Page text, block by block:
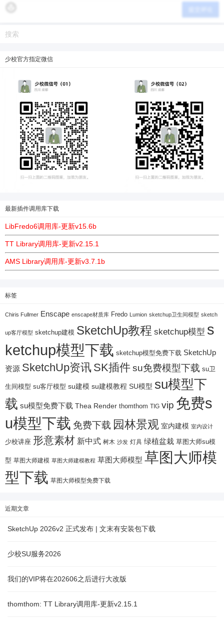
少校官方指定微信
最新插件调用库下载
LibFredo6调用库-更新v15.6b
TT Library调用库-更新v2.15.1
AMS Library调用库-更新v3.7.1b
标签
Chiris Fullmer Enscape enscape材质库 Fredo Lumion sketchup卫生间模型 sketch
up客厅模型 sketchup建模 SketchUp教程 sketchup模型 s
ketchup模型下载 sketchup模型免费下载 SketchUp
资源 SketchUp资讯 SK插件su免费模型下载 su卫
生间模型 su客厅模型 su建模 su建模教程 SU模型 su模型下
载 su模型免费下载 Thea Render thomthom TIG vip 免费s
u模型下载 免费下载 园林景观 室内建模 室内设计
少校讲座 形意素材 新中式 树木 沙发 灯具 绿植盆栽 草图大师su模
型 草图大师建模 草图大师建模教程 草图大师模型 草图大师模
型下载 草图大师模型免费下载
近期文章
SketchUp 2026v2 正式发布 | 文末有安装包下载
少校SU服务2026
我们的VIP将在202606之后进行大改版
thomthom: TT Library调用库-更新v2.15.1